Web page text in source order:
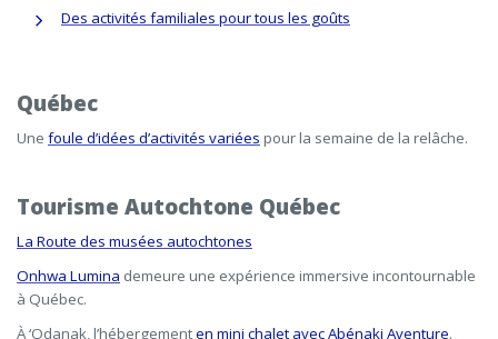
Des activités familiales pour tous les goûts
Québec
Une foule d’idées d’activités variées pour la semaine de la relâche.
Tourisme Autochtone Québec
La Route des musées autochtones
Onhwa Lumina demeure une expérience immersive incontournable
à Québec.
À ‘Odanak, l’hébergementen mini chalet avec Abénaki Aventure.